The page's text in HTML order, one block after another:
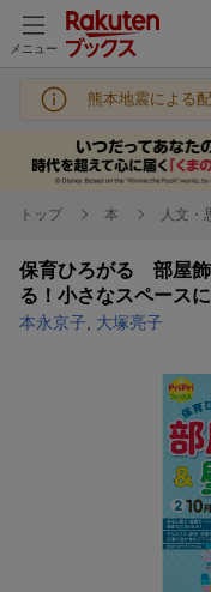
メニュー
熊本地震による
トップ 本 人文・
保育ひろがる 部屋
る！小さなスペース
本永京子 大塚亮子